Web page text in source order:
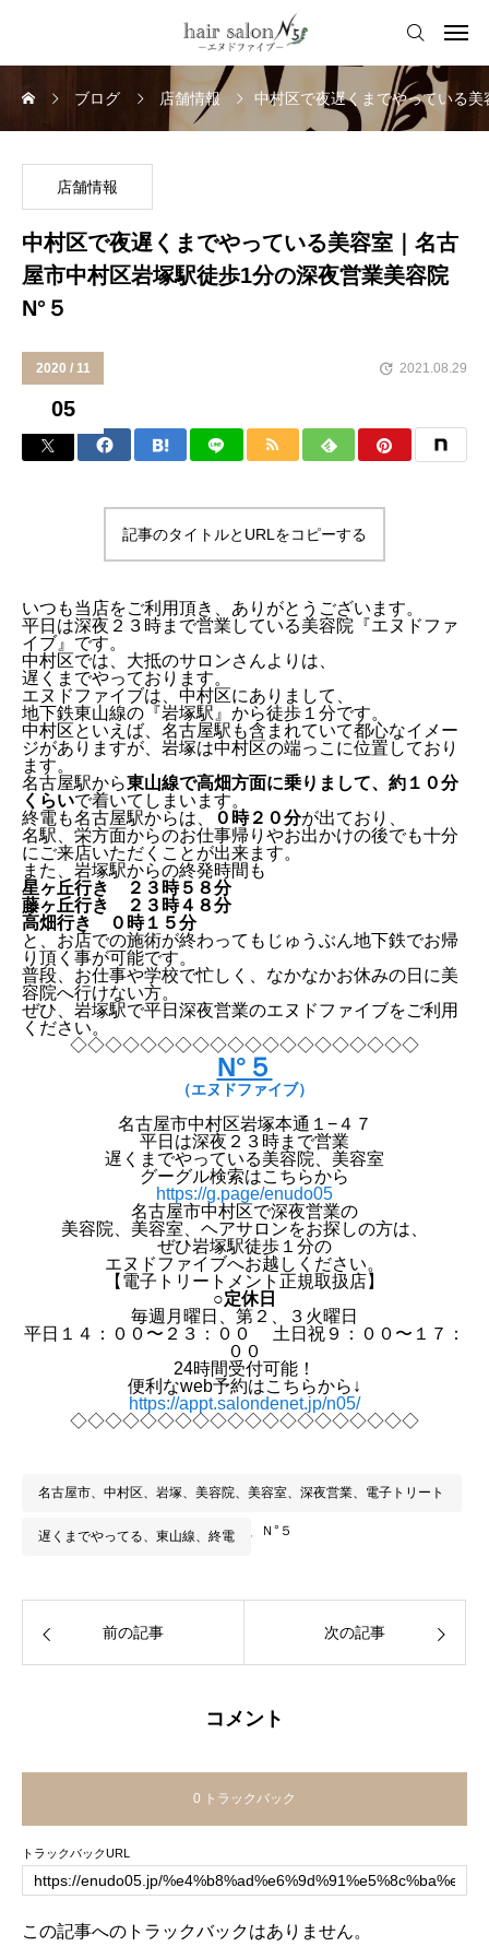
ブログ 店舗情報 中村区で夜遅くまでやっている
店舗情報
中村区で夜遅くまでやっている美容室｜名古
屋市中村区岩塚駅徒歩1分の深夜営業美容院
N°５
2020 / 11
05
2021.08.29
記事のタイトルとURLをコピーする
いつも当店をご利用頂き、ありがとうございます。
平日は深夜２３時まで営業している美容院『エヌドファ
イブ』です。
中村区では、大抵のサロンさんよりは、
遅くまでやっております。
エヌドファイブは、中村区にありまして、
地下鉄東山線の『岩塚駅』から徒歩１分です。
中村区といえば、名古屋駅も含まれていて都心なイメー
ジがありますが、岩塚は中村区の端っこに位置しており
ます。
名古屋駅から東山線で高畑方面に乗りまして、約１０分
くらいで着いてしまいます。
終電も名古屋駅からは、
０時２０分が出ており、
名駅、栄方面からのお仕事帰りやお出かけの後でも十分
にご来店いただくことが出来ます。
また、岩塚駅からの終発時間も
星ヶ丘行き ２３時５８分
藤ヶ丘行き ２３時４８分
高畑行き ０時１５分
と、お店での施術が終わってもじゅうぶん地下鉄でお帰
り頂く事が可能です。
普段、お仕事や学校で忙しく、なかなかお休みの日に美
容院へ行けない方。
ぜひ、岩塚駅で平日深夜営業のエヌドファイブをご利用
ください。
◇◇◇◇◇◇◇◇◇◇◇◇◇◇◇◇◇◇◇◇
N°５
（エヌドファイブ）
名古屋市中村区岩塚本通１−４７
平日は深夜２３時まで営業
遅くまでやっている美容院、美容室
グーグル検索はこちらから
https://g.page/enudo05
名古屋市中村区で深夜営業の
美容院、美容室、ヘアサロンをお探しの方は、
ぜひ岩塚駅徒歩１分の
エヌドファイブへお越しください。
【電子トリートメント正規取扱店】
○定休日
毎週月曜日、第２、３火曜日
平日１４：００〜２３：００ 土日祝９：００〜１７：
００
24時間受付可能！
便利なweb予約はこちらから↓
https://appt.salondenet.jp/n05/
◇◇◇◇◇◇◇◇◇◇◇◇◇◇◇◇◇◇◇◇
名古屋市、中村区、岩塚、美容院、美容室、深夜営業、電子トリート
メント、素髪ケア、エヌドファイブ、Ｎ°５
遅くまでやってる、東山線、終電
前の記事 次の記事
コメント
0 トラックバック
トラックバックURL
この記事へのトラックバックはありません。